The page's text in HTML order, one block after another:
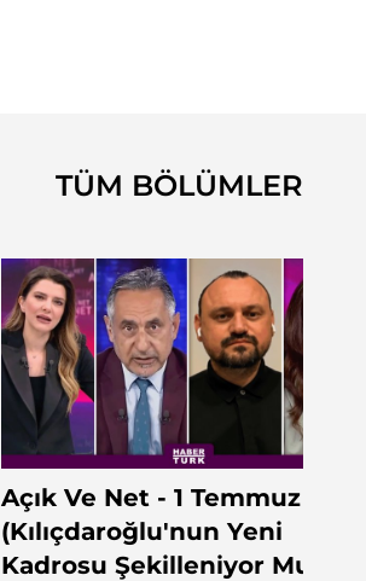
TÜM BÖLÜMLER
Açık Ve Net - 1 Temmuz
(Kılıçdaroğlu'nun Yeni
Kadrosu Şekilleniyor Mu?)